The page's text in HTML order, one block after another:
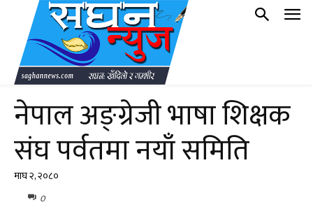
नेपाल अङ्ग्रेजी भाषा शिक्षक
संघ पर्वतमा नयाँ समिति
माघ २, २०८०
0